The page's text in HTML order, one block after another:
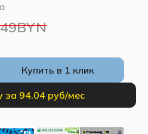
Купить в 1 клик
за 94.04 руб/мес